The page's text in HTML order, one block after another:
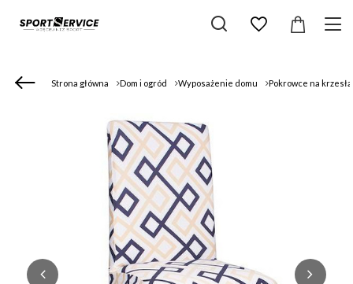
Strona główna Dom i ogród Wyposażenie domu Pokrowce na krzesła